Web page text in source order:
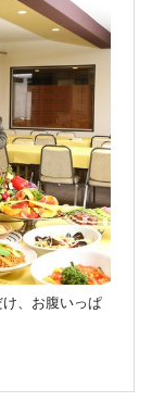
け、お腹いっぱ